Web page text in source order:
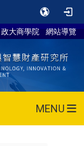
政大商學院 網站導覽
MENU